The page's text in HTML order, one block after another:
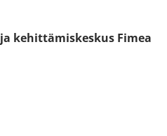
kehittämiskeskus Fimea